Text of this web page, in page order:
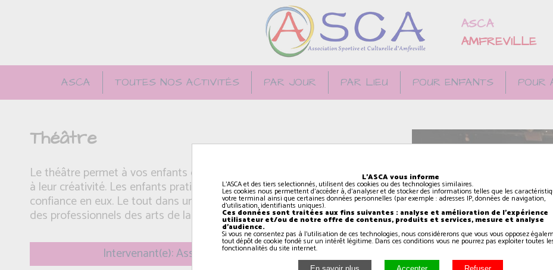
ASCA
AMFREVILLE
ASCA TOUTES NOS ACTIVITÉS PAR JOUR PAR LIEU POUR ENFANTS POUR
Théâtre
Le théâtre permet à vos enfants de laisser libre cours à leurs émotions et
à leur créativité. Les enfants pratiquent leur concentration et prennent
confiance en eux. Le tout dans une ambiance ludique et encadrée par
des professionnels des arts de la scène.
Intervenant(e): Association "Papillons noirs"
L'ASCA vous informe
L'ASCA et des tiers selectionnés, utilisent des cookies ou des technologies similaires.
Les cookies nous permettent d'accéder à, d'analyser et de stocker des informations telles que les
votre terminal ainsi que certaines données personnelles (par exemple : adresses IP, données de navigation,
d'utilisation, identifiants uniques).
Ces données sont traitées aux fins suivantes : analyse et amélioration de l'expérience
utilisateur et/ou de notre offre de contenus, produits et services, mesure et analyse
d'audience.
Si vous ne consentez pas à l'utilisation de ces technologies, nous considérerons que vous vous opposez
tout dépôt de cookie fondé sur un intérêt légitime. Dans ces conditions vous ne pourrez pas exploiter toutes
fonctionnalités du site internet.